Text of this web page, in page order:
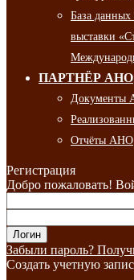
База данных
выставки
ПАРТНЁР АНО
Документы
Отчёты АНО
Регистрация
Добро пожаловать!
Забыли пароль?
Создать учетную